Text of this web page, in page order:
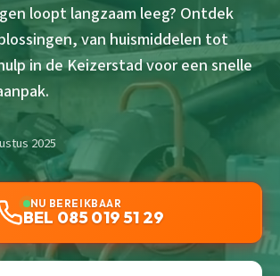
loopt langzaam leeg? Ontdek
van huismiddelen tot
in de Keizerstad voor een snelle
2025
NU BEREIKBAAR
BEL 085 019 51 29